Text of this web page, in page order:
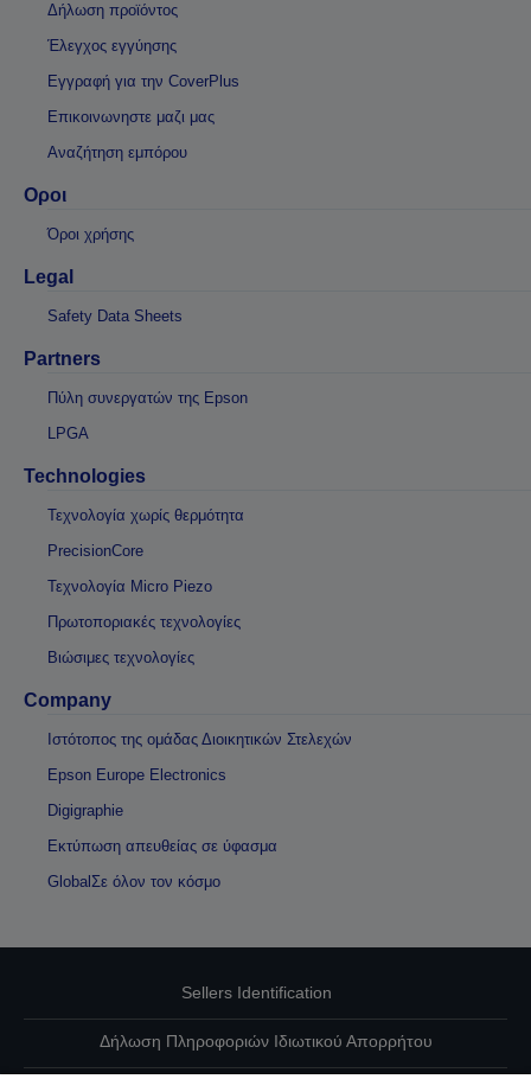
Δήλωση προϊόντος
Έλεγχος εγγύησης
Εγγραφή για την CoverPlus
Επικοινωνηστε μαζι μας
Αναζήτηση εμπόρου
Οροι
Όροι χρήσης
Legal
Safety Data Sheets
Partners
Πύλη συνεργατών της Epson
LPGA
Technologies
Τεχνολογία χωρίς θερμότητα
PrecisionCore
Τεχνολογία Micro Piezo
Πρωτοποριακές τεχνολογίες
Βιώσιμες τεχνολογίες
Company
Ιστότοπος της ομάδας Διοικητικών Στελεχών
Epson Europe Electronics
Digigraphie
Εκτύπωση απευθείας σε ύφασμα
GlobalΣε όλον τον κόσμο
Sellers Identification
Δήλωση Πληροφοριών Ιδιωτικού Απορρήτου